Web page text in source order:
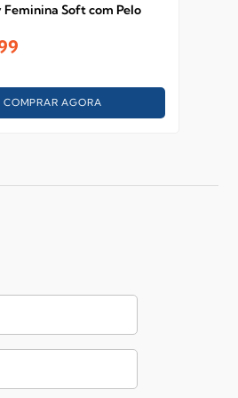
Soft com Pelo
COMPRAR AGORA